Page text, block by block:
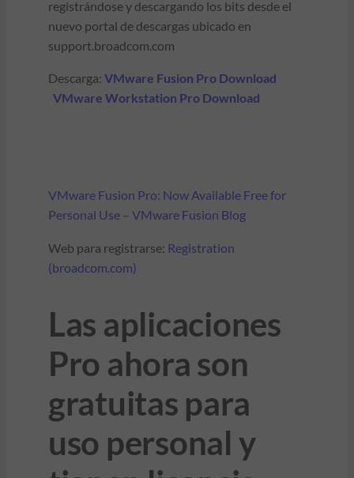
registrándose y descargando los bits desde el
nuevo portal de descargas ubicado en
support.broadcom.com
Descarga: VMware Fusion Pro Download
VMware Workstation Pro Download
VMware Fusion Pro: Now Available Free for
Personal Use – VMware Fusion Blog
Web para registrarse: Registration
(broadcom.com)
Las aplicaciones
Pro ahora son
gratuitas para
uso personal y